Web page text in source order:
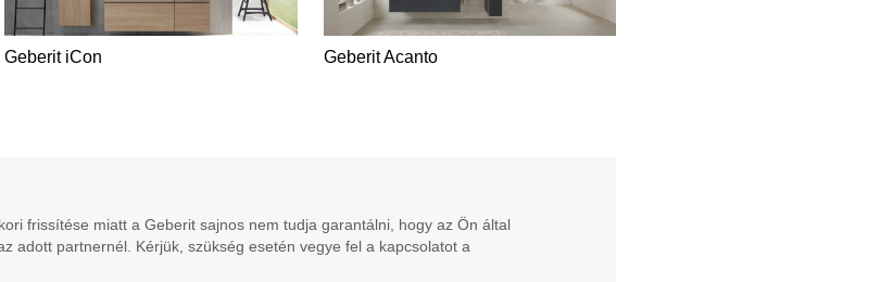
Geberit iCon Geberit Acanto
frissítése miatt a Geberit sajnos nem tudja garantálni, hogy az Ön által
adott partnernél. Kérjük, szükség esetén vegye fel a kapcsolatot a